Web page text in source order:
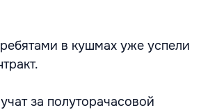
в кушмах уже успели
за полуторачасовой